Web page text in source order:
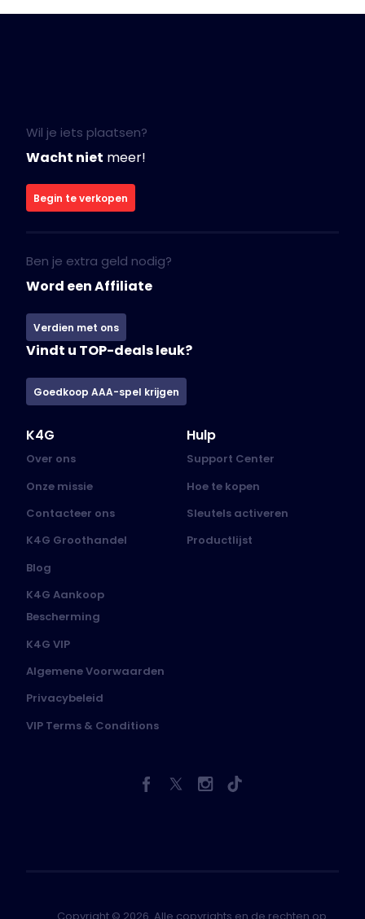
Wil je iets plaatsen?
Wacht niet meer!
Begin te verkopen
Ben je extra geld nodig?
Word een Affiliate
Verdien met ons
Vindt u TOP-deals leuk?
Goedkoop AAA-spel krijgen
K4G
Over ons
Onze missie
Contacteer ons
K4G Groothandel
Blog
K4G Aankoop
Bescherming
K4G VIP
Algemene Voorwaarden
Privacybeleid
VIP Terms & Conditions
Hulp
Support Center
Hoe te kopen
Sleutels activeren
Productlijst
Copyright © 2026. Alle copyrights en de rechten op